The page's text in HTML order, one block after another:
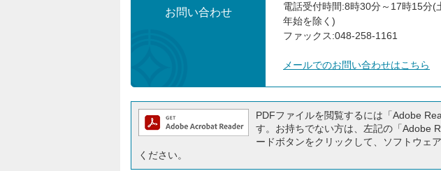
お問い合わせ
電話受付時間:8時30分～17時15分
年始を除く)
ファックス:048-258-1161
メールでのお問い合わせはこちら
PDFファイルを閲覧するには「Adobe
す。お持ちでない方は、左記の「Adobe
ードボタンをクリックして、ソフトウェ
ください。